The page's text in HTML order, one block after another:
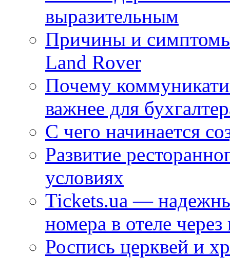
выразительным
Причины и
Land Rover
Почему
важнее для
С чего начинается
Развитие
условиях
Tickets.ua —
номера в отеле через
Роспись церквей и